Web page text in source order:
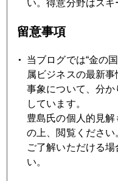
1月
7月 8月 9
2008年05月30日
ドル高、株高、債券安、
2008年05月29日
い。得意分野はスキ
留意事項
当ブログでは“金の
属ビジネスの最新
事象について、分
しています。
豊島氏の個人的見
の上、閲覧ください
ご了解いただける
い。